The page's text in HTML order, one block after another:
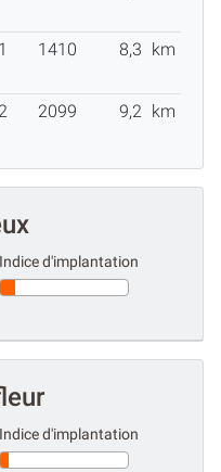
1 1410 8,3 km
2099 9,2 km
Indice d'implantation
Indice d'implantation